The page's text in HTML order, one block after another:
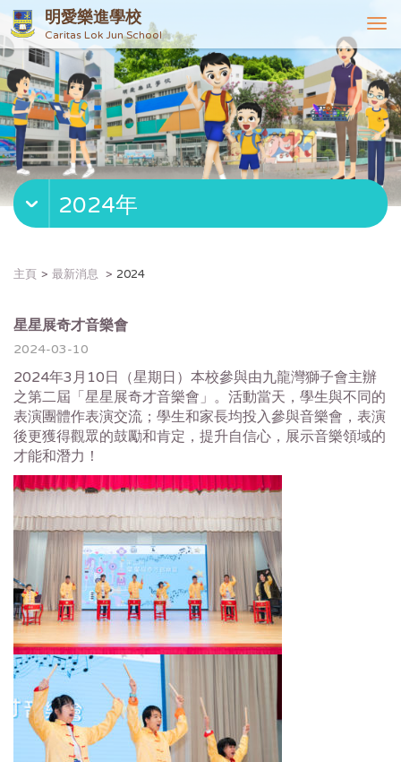
明愛樂進學校
Caritas Lok Jun School
T
o
g
g
l
e
n
v
g
2024年
主頁 最新消息 2024
星星展奇才音樂會
2024-03-10
2024年3月10日（星期日）本校參與由九龍灣獅子會主辦
之第二屆「星星展奇才音樂會」。活動當天，學生與不同的
表演團體作表演交流；學生和家長均投入參與音樂會，表演
後更獲得觀眾的鼓勵和肯定，提升自信心，展示音樂領域的
才能和潛力！